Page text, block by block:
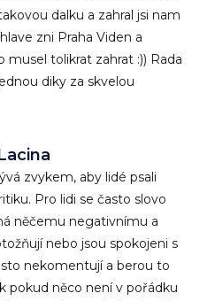
dalku a zahral jsi nam
zni Praha Viden a
musel tolikrat zahrat :)) Rada
diky za skvelou
zvykem, aby lidé psali
Pro lidi se často slovo
něčemu negativnímu a
nebo jsou spokojeni s
nekomentují a berou to
pokud něco není v pořádku